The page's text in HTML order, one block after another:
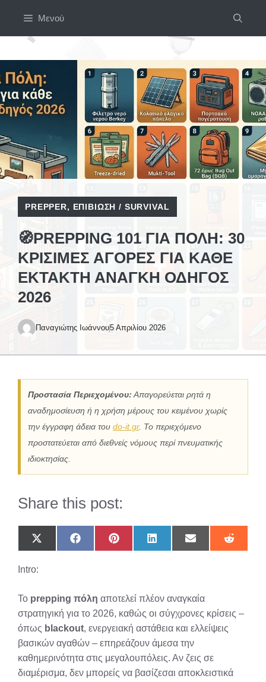
περιεχόμενο
Μενού
PREPPER, ΕΠΙΒΊΩΣΗ / SURVIVAL
🧭PREPPING 101 ΓΙΑ ΠΌΛΗ: 30
ΚΡΊΣΙΜΕΣ ΑΓΟΡΈΣ ΓΙΑ ΚΆΘΕ
ΈΚΤΑΚΤΗ ΑΝΆΓΚΗ ΟΔΗΓΌΣ
2026
Παναγιώτης Ιωάννου5 Απριλίου 2026
Προστασία Περιεχομένου: Απαγορεύεται ρητά η
αναδημοσίευση ή η χρήση μέρους του κειμένου χωρίς
την έγγραφη άδεια του do-it.gr. Το περιεχόμενο
προστατεύεται από διεθνείς νόμους περί πνευματικής
ιδιοκτησίας.
Share this post:
Share
on
(Twitter)
Share
on
Share
on
Share
on
Share
on
Share
on
Intro:
Το prepping πόλη αποτελεί πλέον αναγκαία
στρατηγική για το 2026, καθώς οι σύγχρονες κρίσεις –
όπως blackout, ενεργειακή αστάθεια και ελλείψεις
βασικών αγαθών – επηρεάζουν άμεσα την
καθημερινότητα στις μεγαλουπόλεις. Αν ζεις σε
διαμέρισμα, δεν μπορείς να βασίζεσαι αποκλειστικά